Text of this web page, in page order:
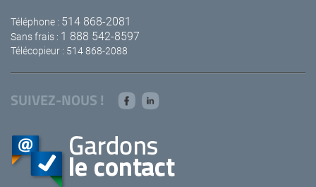
Téléphone : 514 868-2081
Sans frais : 1 888 542-8597
Télécopieur : 514 868-2088
SUIVEZ-NOUS !